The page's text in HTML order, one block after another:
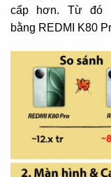
cấp hơn. Từ đó
bằng REDMI K80